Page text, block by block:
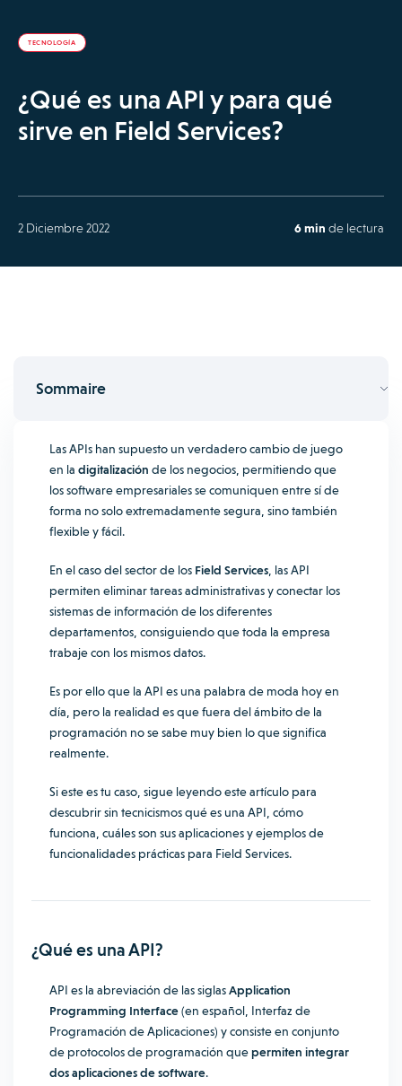
TECNOLOGÍA
¿Qué es una API y para qué
sirve en Field Services?
2 Diciembre 2022 6 min de lectura
Sommaire
Las APIs han supuesto un verdadero cambio de juego
en la digitalización de los negocios, permitiendo que
los software empresariales se comuniquen entre sí de
forma no solo extremadamente segura, sino también
flexible y fácil.
En el caso del sector de los Field Services , las API
permiten eliminar tareas administrativas y conectar los
sistemas de información de los diferentes
departamentos, consiguiendo que toda la empresa
trabaje con los mismos datos.
Es por ello que la API es una palabra de moda hoy en
día, pero la realidad es que fuera del ámbito de la
programación no se sabe muy bien lo que significa
realmente.
Si este es tu caso, sigue leyendo este artículo para
descubrir sin tecnicismos qué es una API, cómo
funciona, cuáles son sus aplicaciones y ejemplos de
funcionalidades prácticas para Field Services.
¿Qué es una API?
API es la abreviación de las siglasApplication
Programming Interface(en español, Interfaz de
Programación de Aplicaciones) y consiste en conjunto
de protocolos de programación quepermiten integrar
dos aplicaciones de software.